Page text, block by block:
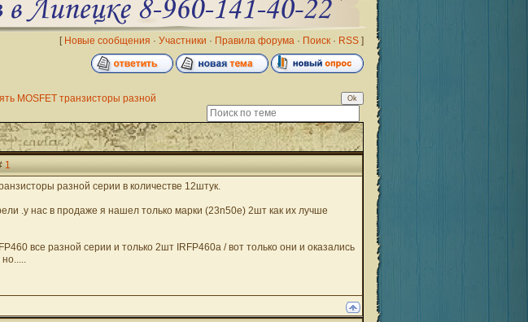
[ Новые сообщения · Участники · Правила форума · Поиск · RSS ]
MOSFET транзисторы разной
1
разной серии в количестве 12штук.
.у нас в продаже я нашел только марки (23n50e) 2шт как их лучше
все разной серии и только 2шт IRFP460a / вот только они и оказались